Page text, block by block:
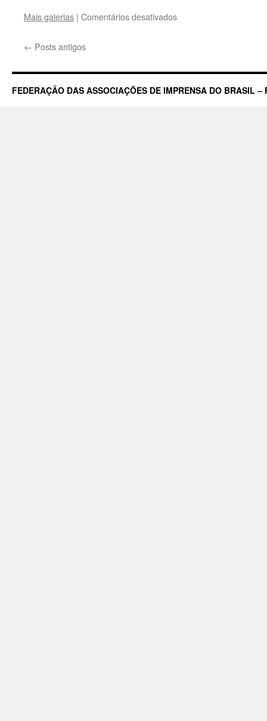
Mais galerias | Comentários desativadosem
Android
pode
← Posts antigos
FEDERAÇÃO DAS ASSOCIAÇÕES DE IMPRENSA DO BRASIL –